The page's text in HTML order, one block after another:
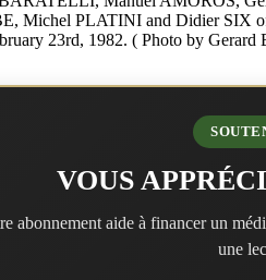
Michel PLATINI and Didier SIX of
23rd, 1982. ( Photo by Gerard
VOUS
abonnement aide à financer un
une